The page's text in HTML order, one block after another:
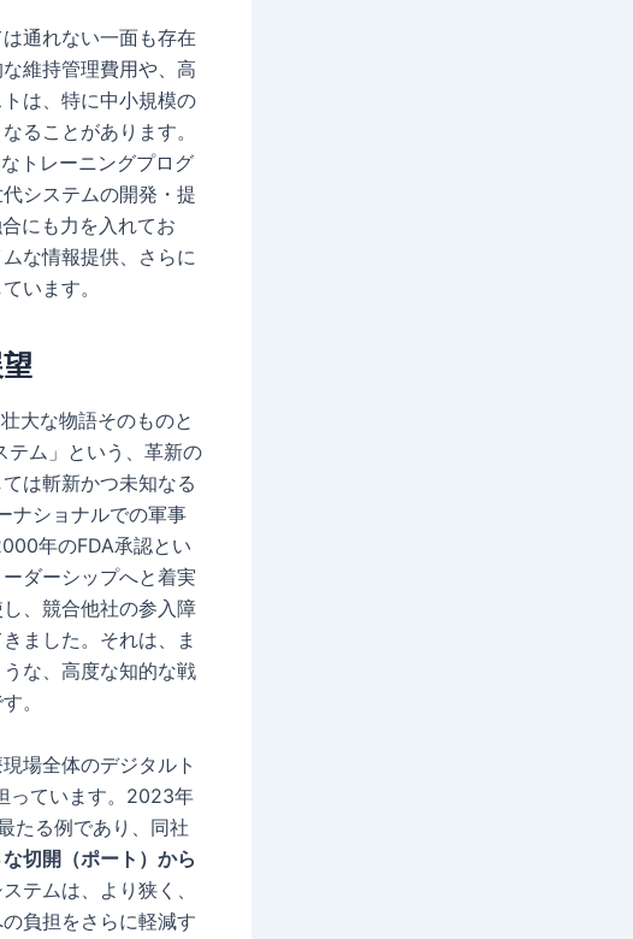
通れない一面も存在
維持管理費用や、高
は、特に中小規模の
ることがあります。
トレーニングプログ
システムの開発・提
にも力を入れてお
な情報提供、さらに
います。
大な物語そのものと
テム」という、革新の
は斬新かつ未知なる
ナショナルでの軍事
年のFDA承認とい
ダーシップへと着実
、競合他社の参入障
ました。それは、ま
な、高度な知的な戦
。
場全体のデジタルト
っています。2023年
たる例であり、同社
切開（ポート）から
テムは、より狭く、
負担をさらに軽減す